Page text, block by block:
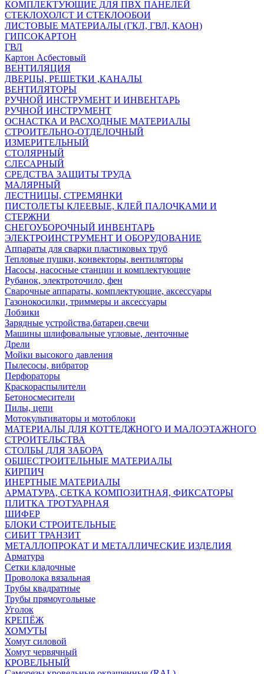
КОМПЛЕКТУЮЩИЕ ДЛЯ ПВХ ПАНЕЛЕЙ
СТЕКЛОХОЛСТ И СТЕКЛООБОИ
ЛИСТОВЫЕ МАТЕРИАЛЫ (ГКЛ, ГВЛ, КАОН)
ГИПСОКАРТОН
ГВЛ
Картон Асбестовый
ВЕНТИЛЯЦИЯ
ДВЕРЦЫ, РЕШЕТКИ ,КАНАЛЫ
ВЕНТИЛЯТОРЫ
РУЧНОЙ ИНСТРУМЕНТ И ИНВЕНТАРЬ
РУЧНОЙ ИНСТРУМЕНТ
ОСНАСТКА И РАСХОДНЫЕ МАТЕРИАЛЫ
СТРОИТЕЛЬНО-ОТДЕЛОЧНЫЙ
ИЗМЕРИТЕЛЬНЫЙ
СТОЛЯРНЫЙ
СЛЕСАРНЫЙ
СРЕДСТВА ЗАЩИТЫ ТРУДА
МАЛЯРНЫЙ
ЛЕСТНИЦЫ, СТРЕМЯНКИ
ПИСТОЛЕТЫ КЛЕЕВЫЕ, КЛЕЙ ПАЛОЧКАМИ И
СТЕРЖНИ
СНЕГОУБОРОЧНЫЙ ИНВЕНТАРЬ
ЭЛЕКТРОИНСТРУМЕНТ И ОБОРУДОВАНИЕ
Аппараты для сварки пластиковых труб
Тепловые пушки, конвекторы, вентиляторы
Насосы, насосные станции и комплектующие
Рубанок, электроточило, фен
Сварочные аппараты, комплектующие, аксессуары
Газонокосилки, триммеры и аксессуары
Лобзики
Зарядные устройства,батареи,свечи
Машины шлифовальные угловые, ленточные
Дрели
Мойки высокого давления
Пылесосы, вибратор
Перфораторы
Краскораспылители
Бетоносмесители
Пилы, цепи
Мотокультиваторы и мотоблоки
МАТЕРИАЛЫ ДЛЯ КОТТЕДЖНОГО И МАЛОЭТАЖНОГО
СТРОИТЕЛЬСТВА
СТОЛБЫ ДЛЯ ЗАБОРА
ОБЩЕСТРОИТЕЛЬНЫЕ МАТЕРИАЛЫ
КИРПИЧ
ИНЕРТНЫЕ МАТЕРИАЛЫ
АРМАТУРА, СЕТКА КОМПОЗИТНАЯ, ФИКСАТОРЫ
ПЛИТКА ТРОТУАРНАЯ
ШИФЕР
БЛОКИ СТРОИТЕЛЬНЫЕ
СИБИТ ТРАНЗИТ
МЕТАЛЛОПРОКАТ И МЕТАЛЛИЧЕСКИЕ ИЗДЕЛИЯ
Арматура
Сетки кладочные
Проволока вязальная
Трубы квадратные
Трубы прямоугольные
Уголок
КРЕПЁЖ
ХОМУТЫ
Хомут силовой
Хомут червячный
КРОВЕЛЬНЫЙ